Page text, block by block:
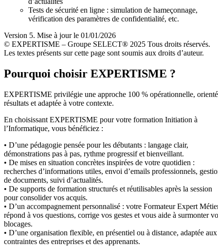
Tests de sécurité en ligne : simulation de hameçonnage,
vérification des paramètres de confidentialité, etc.
Version 5. Mise à jour le 01/01/2026
© EXPERTISME – Groupe SELECT® 2025 Tous droits réservés.
Les textes présents sur cette page sont soumis aux droits d’auteur.
Pourquoi choisir EXPERTISME ?
EXPERTISME privilégie une approche 100 % opérationnelle,
résultats et adaptée à votre contexte.
En choisissant EXPERTISME pour votre formation Initiation à
l’Informatique, vous bénéficiez :
• D’une pédagogie pensée pour les débutants : langage clair,
démonstrations pas à pas, rythme progressif et bienveillant.
• De mises en situation concrètes inspirées de votre quotidien :
recherches d’informations utiles, envoi d’emails professionnels,
de documents, suivi d’actualités.
• De supports de formation structurés et réutilisables après la session
pour consolider vos acquis.
• D’un accompagnement personnalisé : votre Formateur Expert
répond à vos questions, corrige vos gestes et vous aide à surmonter
blocages.
• D’une organisation flexible, en présentiel ou à distance, adaptée aux
contraintes des entreprises et des apprenants.